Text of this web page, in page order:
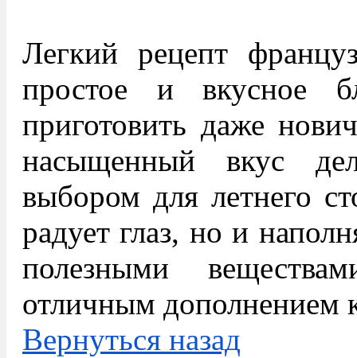
Легкий рецепт
простое и вкусное
приготовить даже
насыщенный вкус
выбором для летнего
радует глаз, но и
полезными
отличным дополнением
Вернуться назад